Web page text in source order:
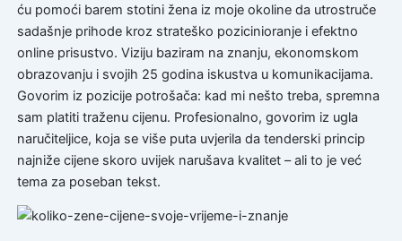
ću pomoći barem stotini žena iz moje okoline da utrostruče
sadašnje prihode kroz strateško pozicinioranje i efektno
online prisustvo. Viziju baziram na znanju, ekonomskom
obrazovanju i svojih 25 godina iskustva u komunikacijama.
Govorim iz pozicije potrošača: kad mi nešto treba, spremna
sam platiti traženu cijenu. Profesionalno, govorim iz ugla
naručiteljice, koja se više puta uvjerila da tenderski princip
najniže cijene skoro uvijek narušava kvalitet – ali to je već
tema za poseban tekst.